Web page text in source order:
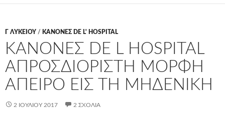
Γ ΛΥΚΕΊΟΥ / ΚΑΝΟΝΕΣ DE L' HOSPITAL
ΚΑΝΟΝΕΣ DE L HOSPITAL
ΑΠΡΟΣΔΙΟΡΙΣΤΗ ΜΟΡΦΗ
ΑΠΕΙΡΟ ΕΙΣ ΤΗ ΜΗΔΕΝΙΚΗ
2 ΙΟΥΛΊΟΥ 2017 2 ΣΧΌΛΙΑ